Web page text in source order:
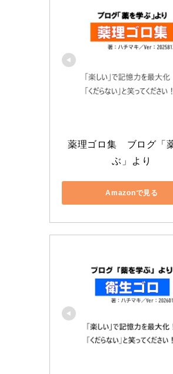
薬理ゴロ集　ブログ「
ぶ」より
Amazonで見る